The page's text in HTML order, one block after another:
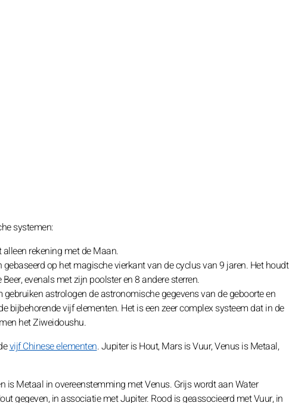
systemen:
rekening met de Maan.
op het magische vierkant van de cyclus van 9 jaren. Het houdt
evenals met zijn poolster en 8 andere sterren.
astrologen de astronomische gegevens van de geboorte en
bijbehorende vijf elementen. Het is een zeer complex systeem dat in de
het Ziweidoushu.
vijf Chinese elementen. Jupiter is Hout, Mars is Vuur, Venus is Metaal,
is Metaal in overeenstemming met Venus. Grijs wordt aan Water
gegeven, in associatie met Jupiter. Rood is geassocieerd met Vuur, in